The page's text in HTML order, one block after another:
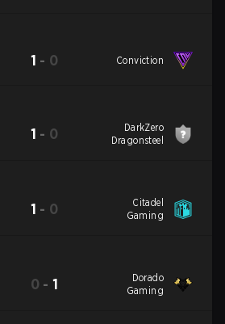
1 - 0 Conviction
1 - 0
DarkZero
Dragonsteel
1 - 0
Citadel
Gaming
0 -1
Dorado
Gaming